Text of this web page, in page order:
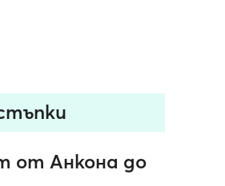
от Анкона до